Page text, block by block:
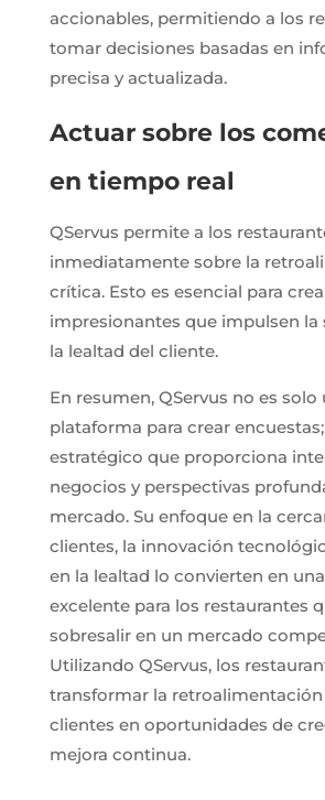
accionables, permitiendo a los
tomar decisiones basadas en
precisa y actualizada.
Actuar sobre los
en tiempo real
QServus permite a los
inmediatamente sobre la
crítica. Esto es esencial para
impresionantes que impulsen la
la lealtad del cliente.
En resumen, QServus no es solo
plataforma para crear
estratégico que proporciona
negocios y perspectivas
mercado. Su enfoque en la
clientes, la innovación
en la lealtad lo convierten en
excelente para los restaurantes
sobresalir en un mercado
Utilizando QServus, los
transformar la retroalimentación
clientes en oportunidades de
mejora continua​.